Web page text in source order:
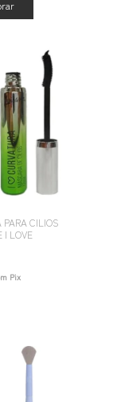
PARA CILIOS
I LOVE
Pix